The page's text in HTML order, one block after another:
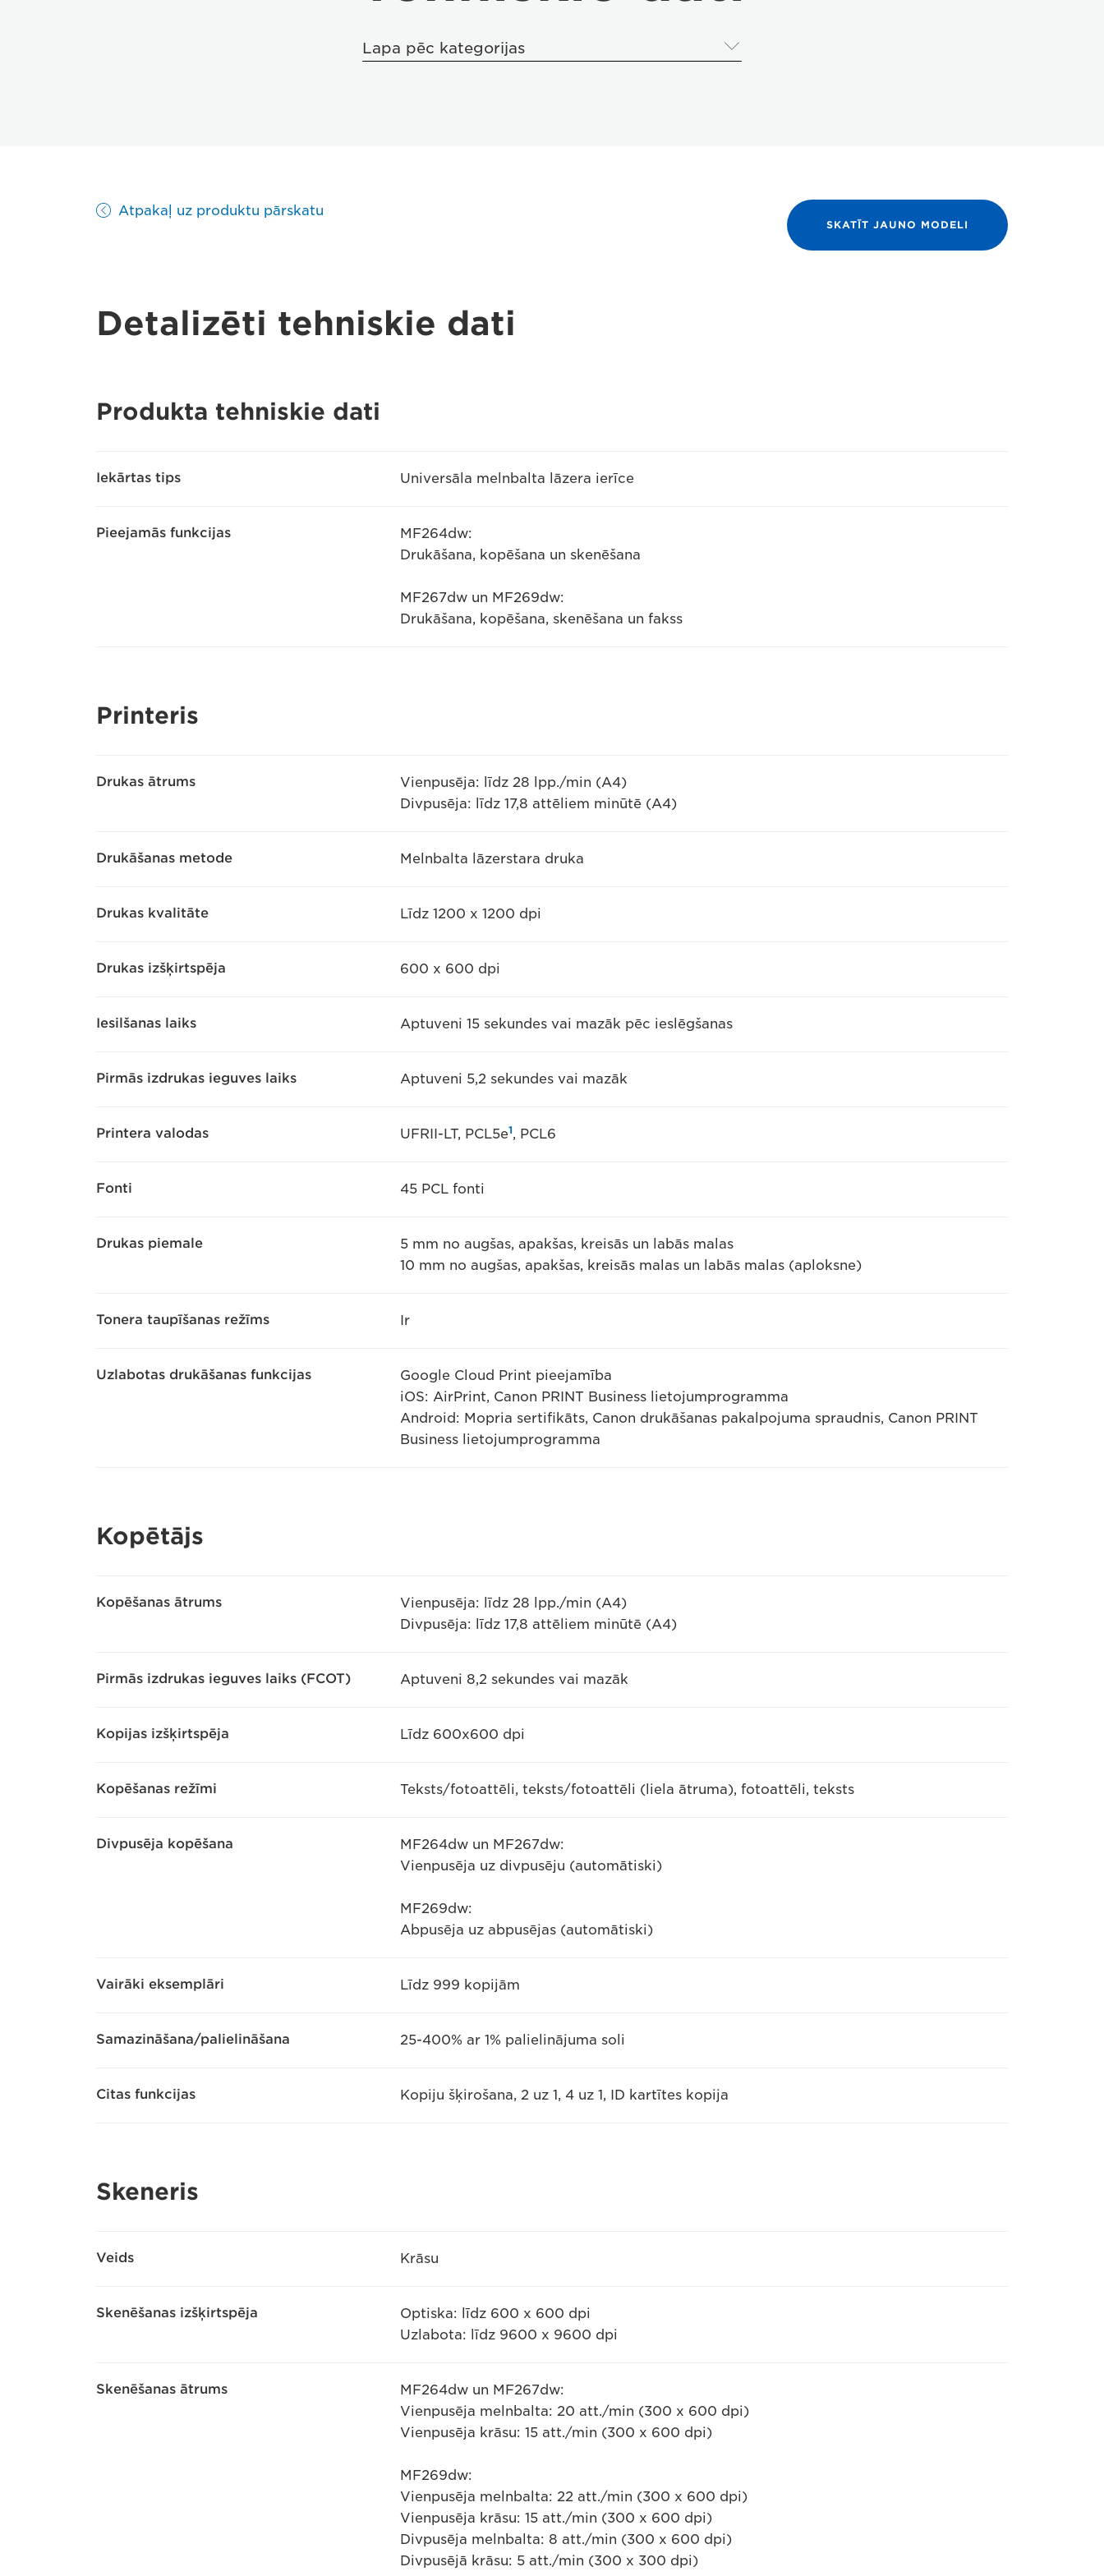
Lapa pēc kategorijas
Atpakaļ uz produktu pārskatu
SKATĪT JAUNO MODELI
Detalizēti tehniskie dati
Produkta tehniskie dati
Iekārtas tips Universāla melnbalta lāzera ierīce
Pieejamās funkcijas
MF264dw:
Drukāšana, kopēšana un skenēšana
MF267dw un MF269dw:
Drukāšana, kopēšana, skenēšana un fakss
Printeris
Drukas ātrums
Vienpusēja: līdz 28 lpp./min (A4)
Divpusēja: līdz 17,8 attēliem minūtē (A4)
Drukāšanas metode Melnbalta lāzerstara druka
Drukas kvalitāte Līdz 1200 x 1200 dpi
Drukas izšķirtspēja 600 x 600 dpi
Iesilšanas laiks Aptuveni 15 sekundes vai mazāk pēc ieslēgšanas
Pirmās izdrukas ieguves laiks Aptuveni 5,2 sekundes vai mazāk
Printera valodas UFRII-LT, PCL5e1, PCL6
Fonti 45 PCL fonti
Drukas piemale
5 mm no augšas, apakšas, kreisās un labās malas
10 mm no augšas, apakšas, kreisās malas un labās malas (aploksne)
Tonera taupīšanas režīms Ir
Uzlabotas drukāšanas funkcijas
Google Cloud Print pieejamība
iOS: AirPrint, Canon PRINT Business lietojumprogramma
Android: Mopria sertifikāts, Canon drukāšanas pakalpojuma spraudnis, Canon PRINT
Business lietojumprogramma
Kopētājs
Kopēšanas ātrums
Vienpusēja: līdz 28 lpp./min (A4)
Divpusēja: līdz 17,8 attēliem minūtē (A4)
Pirmās izdrukas ieguves laiks (FCOT) Aptuveni 8,2 sekundes vai mazāk
Kopijas izšķirtspēja Līdz 600x600 dpi
Kopēšanas režīmi Teksts/fotoattēli, teksts/fotoattēli (liela ātruma), fotoattēli, teksts
Divpusēja kopēšana
MF264dw un MF267dw:
Vienpusēja uz divpusēju (automātiski)
MF269dw:
Abpusēja uz abpusējas (automātiski)
Vairāki eksemplāri Līdz 999 kopijām
Samazināšana/palielināšana 25-400% ar 1% palielinājuma soli
Citas funkcijas Kopiju šķirošana, 2 uz 1, 4 uz 1, ID kartītes kopija
Skeneris
Veids Krāsu
Skenēšanas izšķirtspēja
Optiska: līdz 600 x 600 dpi
Uzlabota: līdz 9600 x 9600 dpi
Skenēšanas ātrums
MF264dw un MF267dw:
Vienpusēja melnbalta: 20 att./min (300 x 600 dpi)
Vienpusēja krāsu: 15 att./min (300 x 600 dpi)
MF269dw:
Vienpusēja melnbalta: 22 att./min (300 x 600 dpi)
Vienpusēja krāsu: 15 att./min (300 x 600 dpi)
Divpusēja melnbalta: 8 att./min (300 x 600 dpi)
Divpusējā krāsu: 5 att./min (300 x 300 dpi)